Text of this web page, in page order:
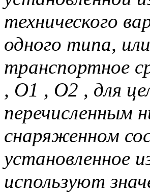
технического
одного типа,
транспортное
, O1 , O2 , для
перечисленным
снаряженном
установленное
используют